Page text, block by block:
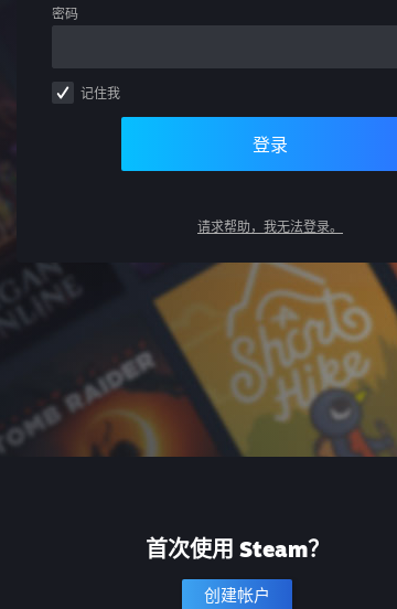
密码
记住我
登录
请求帮助，我无法登录。
首次使用 Steam？
创建帐户